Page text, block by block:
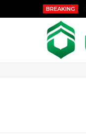
BREAKING